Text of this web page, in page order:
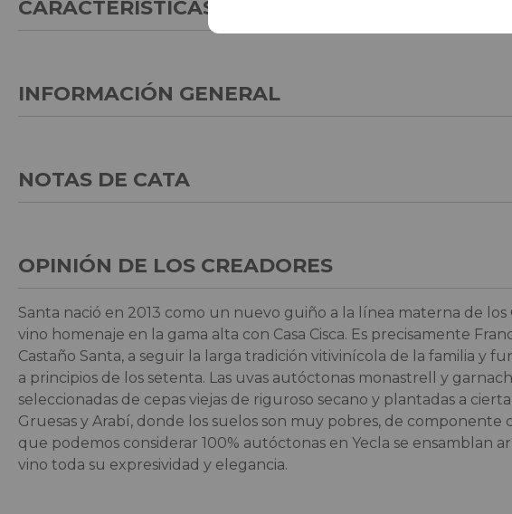
CARACTERÍSTICAS GENERALES
INFORMACIÓN GENERAL
NOTAS DE CATA
OPINIÓN DE LOS CREADORES
Santa nació en 2013 como un nuevo guiño a la línea materna de los
vino homenaje en la gama alta con Casa Cisca. Es precisamente
Castaño Santa, a seguir la larga tradición vitivinícola de la familia y
a principios de los setenta. Las uvas autóctonas monastrell y
seleccionadas de cepas viejas de riguroso secano y plantadas a
Gruesas y Arabí, donde los suelos son muy pobres, de componente
que podemos considerar 100% autóctonas en Yecla se ensamblan
vino toda su expresividad y elegancia.